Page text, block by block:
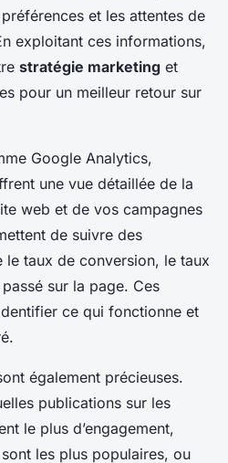
et les attentes de
exploitant ces informations,
stratégie marketing et
pour un meilleur retour sur
Google Analytics,
une vue détaillée de la
web et de vos campagnes
de suivre des
le taux de conversion, le taux
sur la page. Ces
ce qui fonctionne et
également précieuses.
publications sur les
le plus d’engagement,
les plus populaires, ou